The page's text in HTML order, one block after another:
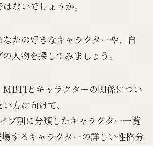
ないでしょうか。
なたの好きなキャラクターや、自
人物を探してみましょう。
MBTIとキャラクターの関係につい
方に向けて、
プ別に分類したキャラクター一覧
するキャラクターの詳しい性格分